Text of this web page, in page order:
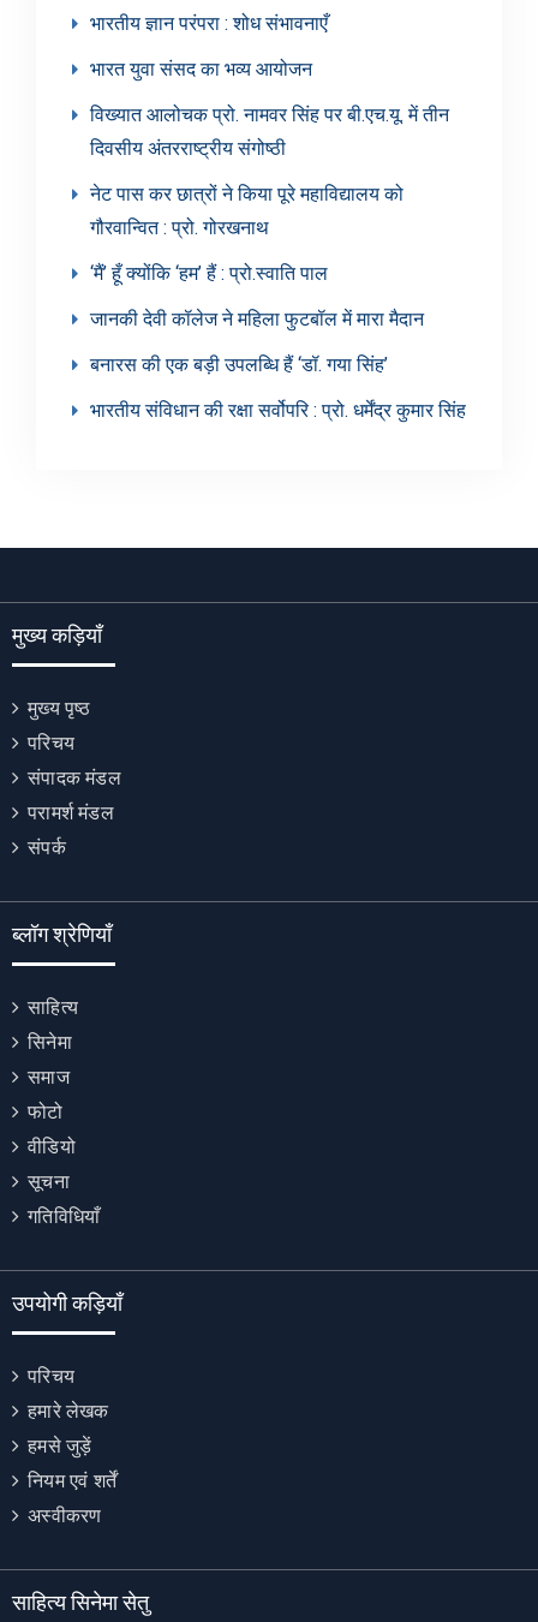
भारतीय ज्ञान परंपरा : शोध संभावनाएँ
भारत युवा संसद का भव्य आयोजन
विख्यात आलोचक प्रो. नामवर सिंह पर बी.एच.यू. में तीन
दिवसीय अंतरराष्ट्रीय संगोष्ठी
नेट पास कर छात्रों ने किया पूरे महाविद्यालय को
गौरवान्वित : प्रो. गोरखनाथ
‘मैं’ हूँ क्योंकि ‘हम’ हैं : प्रो.स्वाति पाल
जानकी देवी कॉलेज ने महिला फुटबॉल में मारा मैदान
बनारस की एक बड़ी उपलब्धि हैं ‘डॉ. गया सिंह’
भारतीय संविधान की रक्षा सर्वोपरि : प्रो. धर्मेंद्र कुमार सिंह
मुख्य कड़ियाँ
मुख्य पृष्ठ
परिचय
संपादक मंडल
परामर्श मंडल
संपर्क
ब्लॉग श्रेणियाँ
साहित्य
सिनेमा
समाज
फोटो
वीडियो
सूचना
गतिविधियाँ
उपयोगी कड़ियाँ
परिचय
हमारे लेखक
हमसे जुड़ें
नियम एवं शर्तें
अस्वीकरण
साहित्य सिनेमा सेतु